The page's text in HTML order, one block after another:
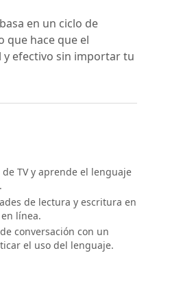
en un ciclo de
que hace que el
y efectivo sin importar tu
TV y aprende el lenguaje
de lectura y escritura en
línea.
conversación con un
el uso del lenguaje.